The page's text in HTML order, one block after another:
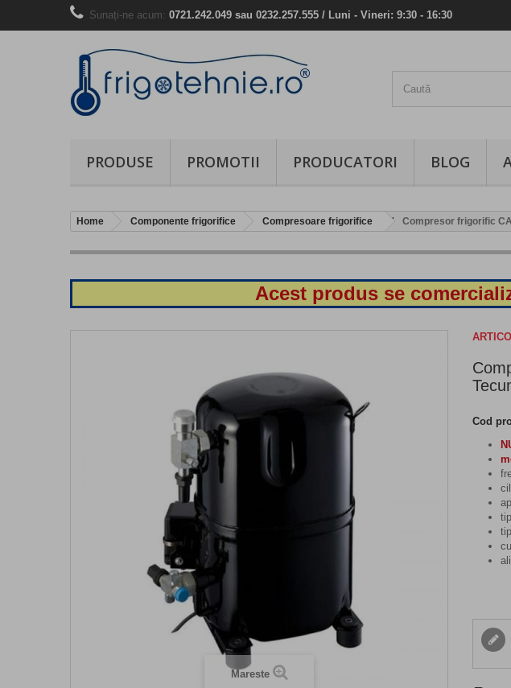
Sunați-ne acum: 0721.242.049 sau 0232.257.555 / Luni - Vineri: 9:30 - 16:30
PRODUSE PROMOTII PRODUCATORI BLOG
Home Componente frigorifice Compresoare frigorifice Compresor frigorific
Acest produs se
Mareste
Cod